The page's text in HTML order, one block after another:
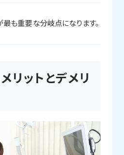
最も重要な分岐点になります。
リットとデメリ